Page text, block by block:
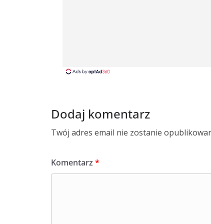
Dodaj komentarz
Twój adres email nie zostanie
Komentarz *